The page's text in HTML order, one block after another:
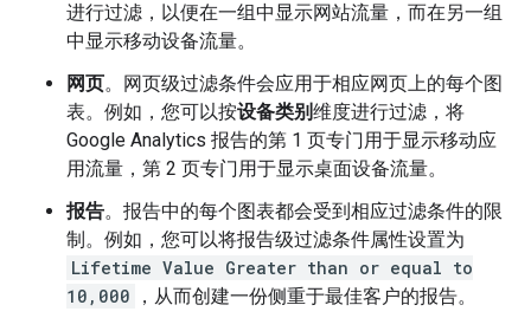
进行过滤，以便在一组中显示网站流量，而在另一组
中显示移动设备流量。
网页。网页级过滤条件会应用于相应网页上的每个图
表。例如，您可以按设备类别维度进行过滤，将
Google Analytics 报告的第 1 页专门用于显示移动应
用流量，第 2 页专门用于显示桌面设备流量。
报告。报告中的每个图表都会受到相应过滤条件的限
制。例如，您可以将报告级过滤条件属性设置为
Lifetime Value Greater than or equal to
10,000
，从而创建一份侧重于最佳客户的报告。